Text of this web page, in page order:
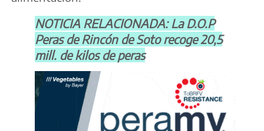
NOTICIA RELACIONADA: La D.O.P
Peras de Rincón de Soto recoge 20,5
mill. de kilos de peras